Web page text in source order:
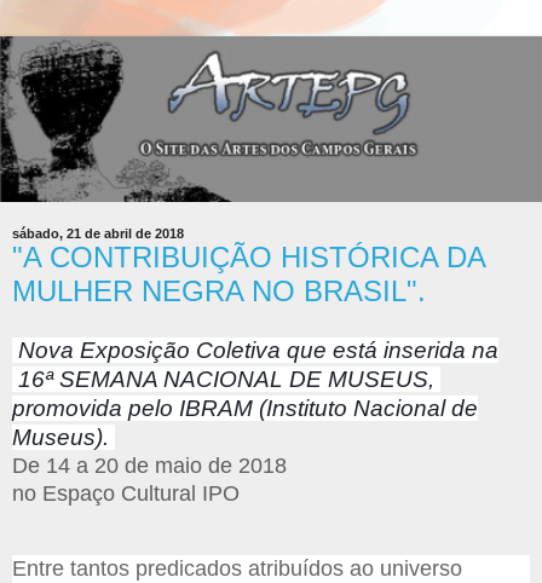
sábado, 21 de abril de 2018
"A CONTRIBUIÇÃO HISTÓRICA DA
MULHER NEGRA NO BRASIL".
Nova Exposição Coletiva que está inserida na
16ª SEMANA NACIONAL DE MUSEUS,
promovida pelo IBRAM (Instituto Nacional de
Museus).
De 14 a 20 de maio de 2018
no Espaço Cultural IPO
Entre tantos predicados atribuídos ao universo